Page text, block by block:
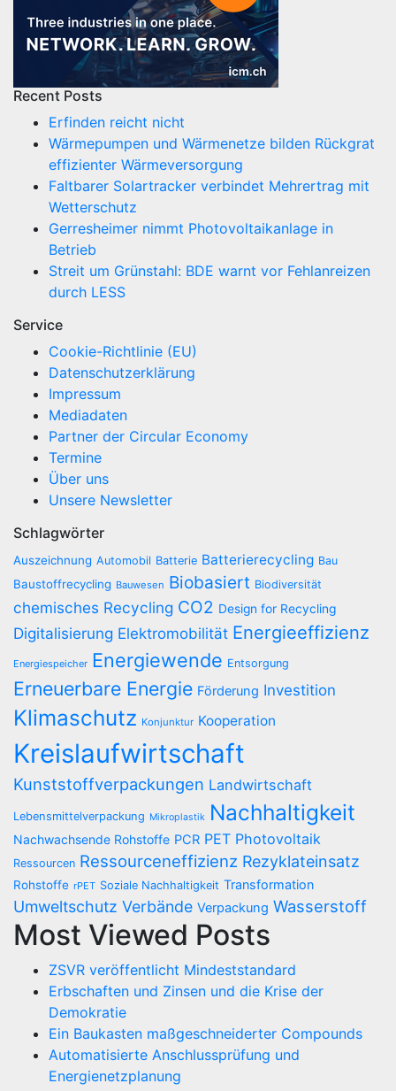
Recent Posts
Erfinden reicht nicht
Wärmepumpen und Wärmenetze bilden Rückgrat
effizienter Wärmeversorgung
Faltbarer Solartracker verbindet Mehrertrag mit
Wetterschutz
Gerresheimer nimmt Photovoltaikanlage in
Betrieb
Streit um Grünstahl: BDE warnt vor Fehlanreizen
durch LESS
Service
Cookie-Richtlinie (EU)
Datenschutzerklärung
Impressum
Mediadaten
Partner der Circular Economy
Termine
Über uns
Unsere Newsletter
Schlagwörter
Auszeichnung Automobil Batterie Batterierecycling Bau
Baustoffrecycling Bauwesen Biobasiert Biodiversität
chemisches Recycling CO2 Design for Recycling
Digitalisierung Elektromobilität Energieeffizienz
Energiespeicher Energiewende Entsorgung
Erneuerbare Energie Förderung Investition
Klimaschutz Konjunktur Kooperation
Kreislaufwirtschaft
Kunststoffverpackungen Landwirtschaft
Lebensmittelverpackung Mikroplastik Nachhaltigkeit
Nachwachsende Rohstoffe PCR PET Photovoltaik
Ressourcen Ressourceneffizienz Rezyklateinsatz
Rohstoffe rPET Soziale Nachhaltigkeit Transformation
Umweltschutz Verbände Verpackung Wasserstoff
Most Viewed Posts
ZSVR veröffentlicht Mindeststandard
Erbschaften und Zinsen und die Krise der
Demokratie
Ein Baukasten maßgeschneiderter Compounds
Automatisierte Anschlussprüfung und
Energienetzplanung